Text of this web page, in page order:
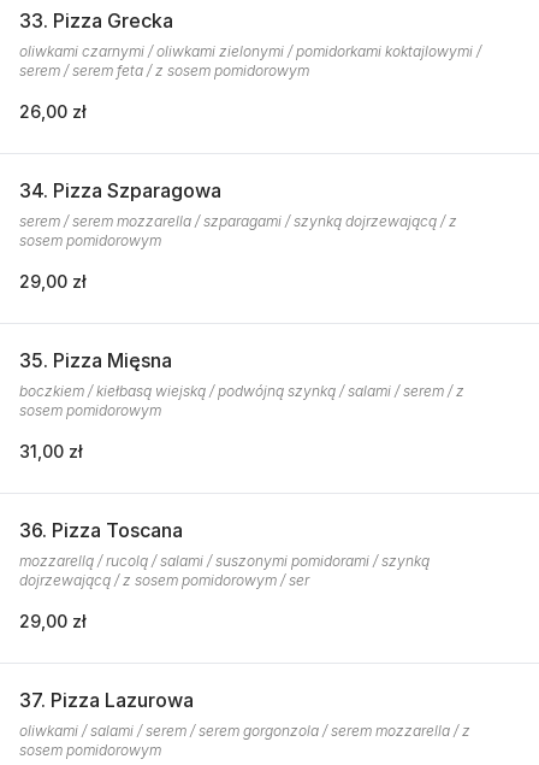
33. Pizza Grecka
oliwkami czarnymi / oliwkami zielonymi / pomidorkami koktajlowymi /
serem / serem feta / z sosem pomidorowym
26,00 zł
34. Pizza Szparagowa
serem / serem mozzarella / szparagami / szynką dojrzewającą / z
sosem pomidorowym
29,00 zł
35. Pizza Mięsna
boczkiem / kiełbasą wiejską / podwójną szynką / salami / serem / z
sosem pomidorowym
31,00 zł
36. Pizza Toscana
mozzarellą / rucolą / salami / suszonymi pomidorami / szynką
dojrzewającą / z sosem pomidorowym / ser
29,00 zł
37. Pizza Lazurowa
oliwkami / salami / serem / serem gorgonzola / serem mozzarella / z
sosem pomidorowym